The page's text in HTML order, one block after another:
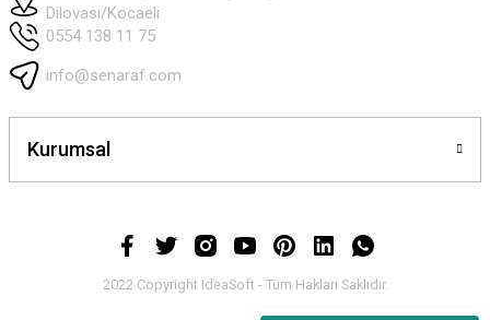
Dilovası/Kocaeli
0554 138 11 75
info@senaraf.com
Kurumsal
2022 Copyright IdeaSoft - Tüm Hakları Saklıdır.